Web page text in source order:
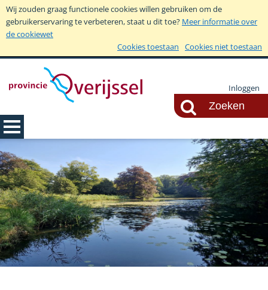
Wij zouden graag functionele cookies willen gebruiken om de
gebruikerservaring te verbeteren, staat u dit toe? Meer informatie over
de cookiewet
Cookies toestaan
Cookies niet toestaan
Inloggen